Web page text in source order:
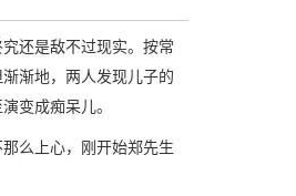
还是敌不过现实。按常
渐地，两人发现儿子的
变成痴呆儿。
么上心，刚开始郑先生